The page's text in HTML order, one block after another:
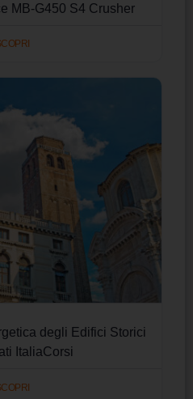
MB-G450 S4 Crusher
degli Edifici Storici
ItaliaCorsi